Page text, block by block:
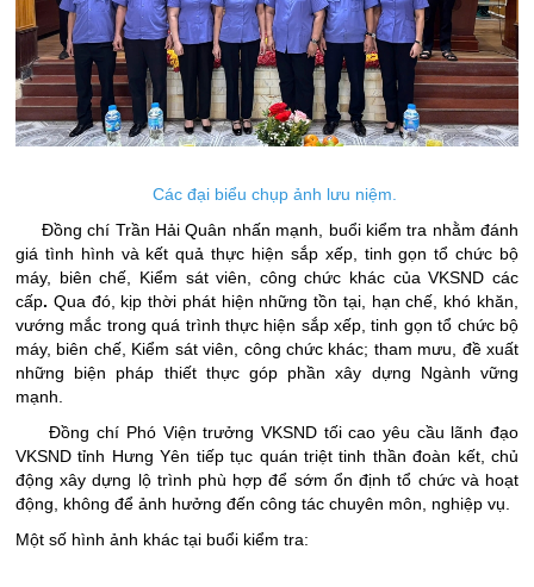
Các đại biểu chụp ảnh lưu niệm.
Đồng chí Trần Hải Quân nhấn mạnh, buổi kiểm tra nhằm đánh
giá tình hình và kết quả thực hiện sắp xếp, tinh gọn tổ chức bộ
máy, biên chế, Kiểm sát viên, công chức khác của VKSND các
cấp. Qua đó, kịp thời phát hiện những tồn tại, hạn chế, khó khăn,
vướng mắc trong quá trình thực hiện sắp xếp, tinh gọn tổ chức bộ
máy, biên chế, Kiểm sát viên, công chức khác; tham mưu, đề xuất
những biện pháp thiết thực góp phần xây dựng Ngành vững
mạnh.
Đồng chí Phó Viện trưởng VKSND tối cao yêu cầu lãnh đạo
VKSND tỉnh Hưng Yên tiếp tục quán triệt tinh thần đoàn kết, chủ
động xây dựng lộ trình phù hợp để sớm ổn định tổ chức và hoạt
động, không để ảnh hưởng đến công tác chuyên môn, nghiệp vụ.
Một số hình ảnh khác tại buổi kiểm tra: